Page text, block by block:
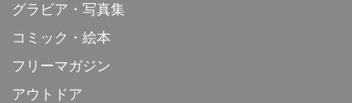
グラビア・写真集
コミック・絵本
フリーマガジン
アウトドア